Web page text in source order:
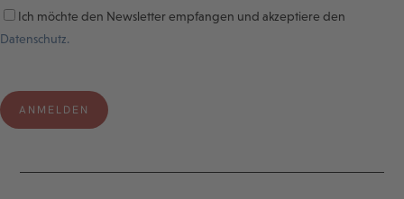
Ich möchte den Newsletter empfangen und akzeptiere den
Datenschutz.